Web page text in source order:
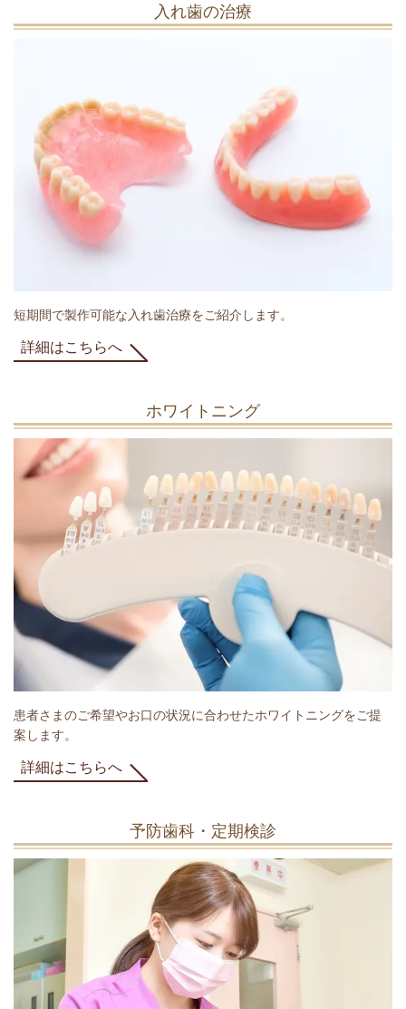
入れ歯の治療
短期間で製作可能な入れ歯治療をご紹介します。
詳細はこちらへ
ホワイトニング
患者さまのご希望やお口の状況に合わせたホワイトニングをご提
案します。
詳細はこちらへ
予防歯科・定期検診